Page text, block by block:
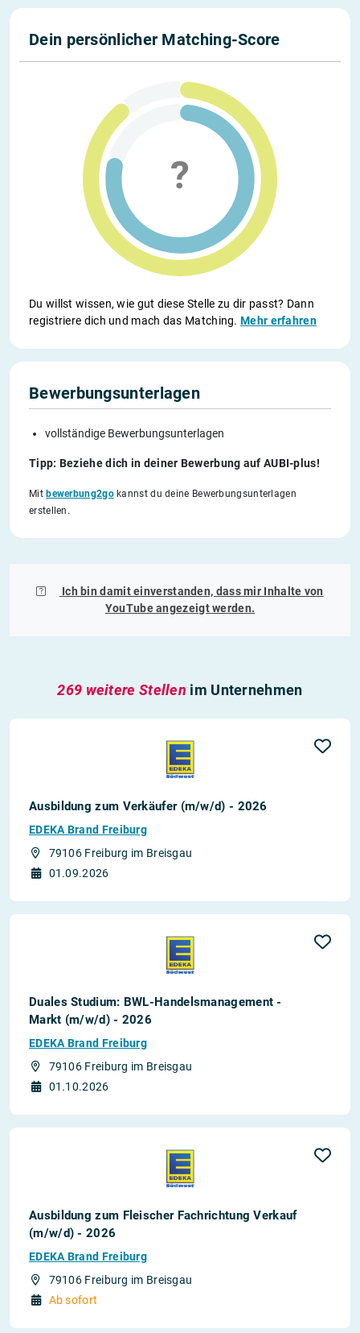
Dein persönlicher Matching-Score
Du willst wissen, wie gut diese Stelle zu dir passt? Dann
registriere dich und mach das Matching.Mehr erfahren
Bewerbungsunterlagen
vollständige Bewerbungsunterlagen
Tipp: Beziehe dich in deiner Bewerbung auf AUBI-plus!
Mit bewerbung2gokannst du deine Bewerbungsunterlagen
erstellen.
Ich bin damit einverstanden, dass mir Inhalte von
YouTubeangezeigt werden.
269 weitere Stellen im Unternehmen
Ausbildung zum Verkäufer (m/w/d) - 2026
EDEKA Brand Freiburg
79106 Freiburg im Breisgau
01.09.2026
Duales Studium: BWL-Handelsmanagement -
Markt (m/w/d) - 2026
EDEKA Brand Freiburg
79106 Freiburg im Breisgau
01.10.2026
Ausbildung zum Fleischer Fachrichtung Verkauf
(m/w/d) - 2026
EDEKA Brand Freiburg
79106 Freiburg im Breisgau
Ab sofort